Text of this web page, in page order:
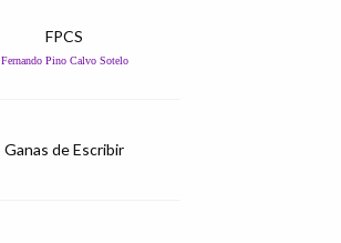
FPCS
Fernando Pino Calvo Sotelo
Ganas de Escribir